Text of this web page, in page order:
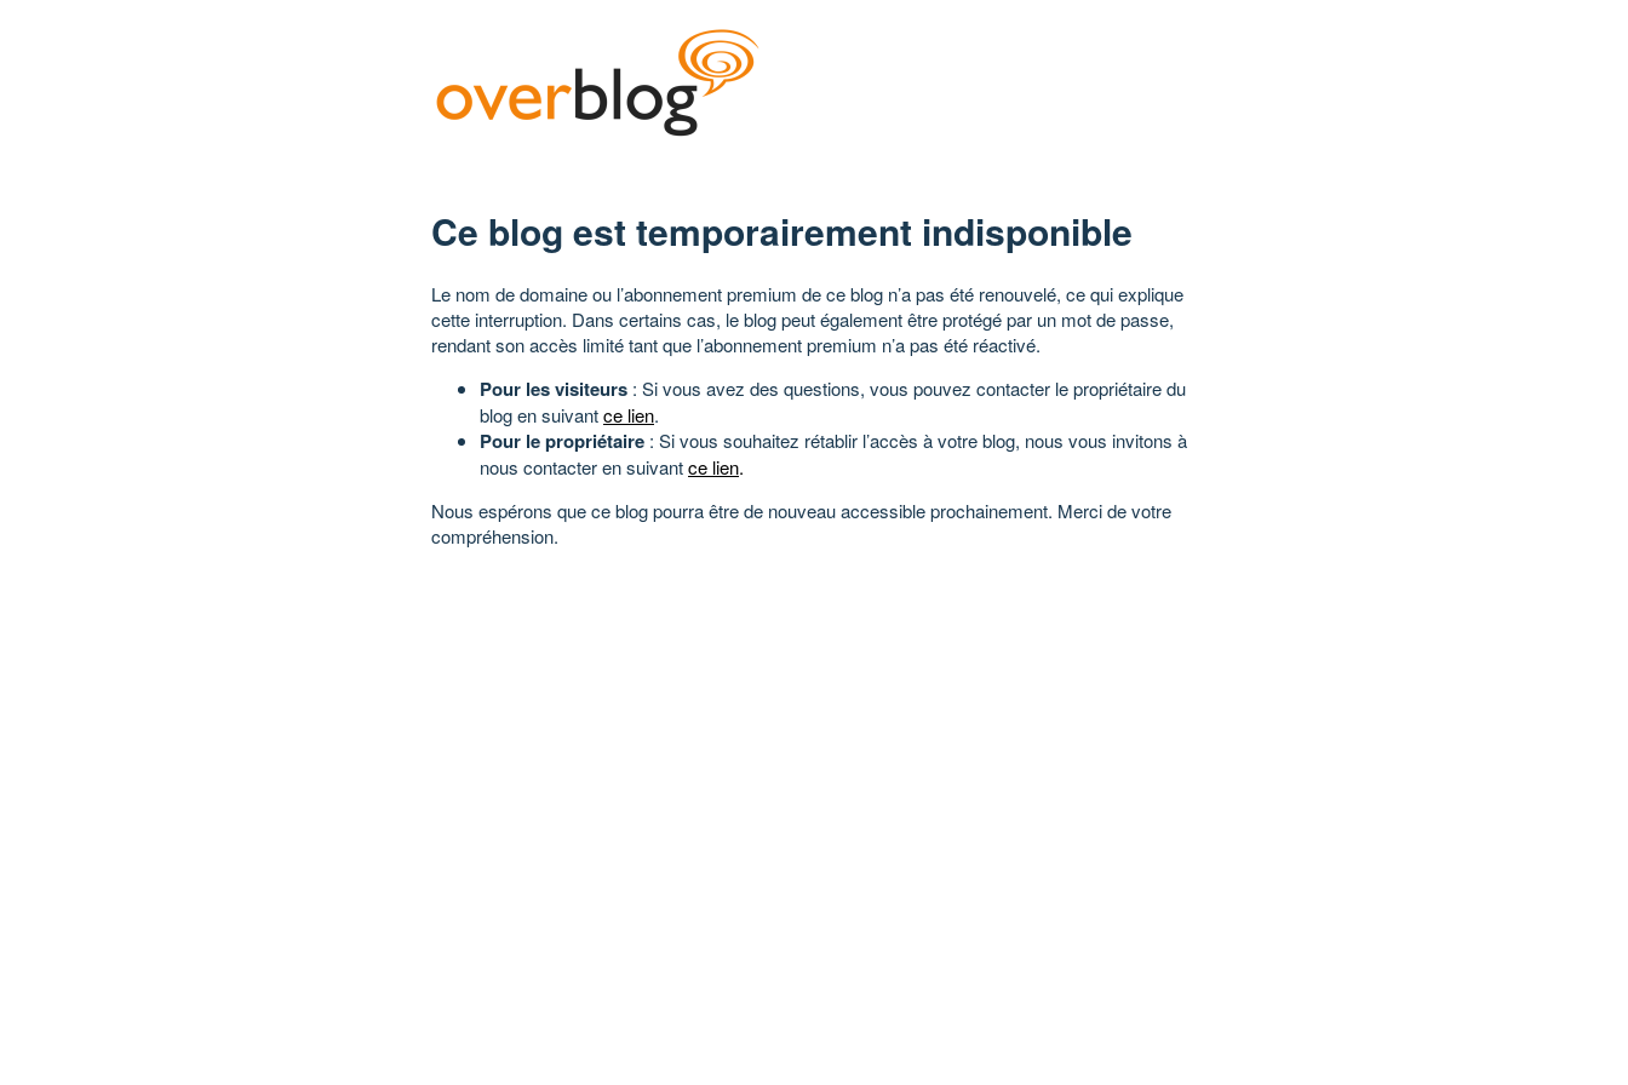
Ce blog est temporairement indisponible
Le nom de domaine ou l’abonnement premium de ce blog n’a pas été renouvelé, ce qui explique
cette interruption. Dans certains cas, le blog peut également être protégé par un mot de passe,
rendant son accès limité tant que l’abonnement premium n’a pas été réactivé.
Pour les visiteurs : Si vous avez des questions, vous pouvez contacter le propriétaire du
blog en suivantce lien.
Pour le propriétaire : Si vous souhaitez rétablir l’accès à votre blog, nous vous invitons à
nous contacter en suivantce lien.
Nous espérons que ce blog pourra être de nouveau accessible prochainement. Merci de votre
compréhension.